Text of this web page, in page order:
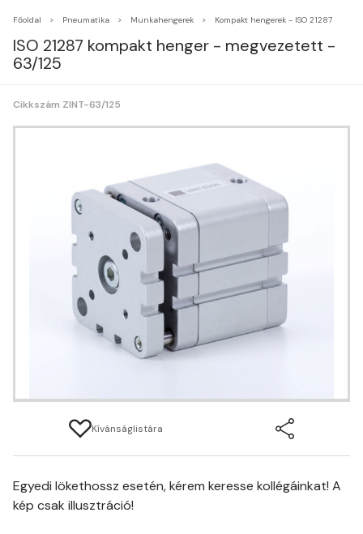
Főoldal Pneumatika Munkahengerek Kompakt hengerek - ISO 21287
ISO 21287 kompakt henger - megvezetett -
63/125
Cikkszám ZINT-63/125
Kívánságlistára
Egyedi lökethossz esetén, kérem keresse kollégáinkat! A
kép csak illusztráció!